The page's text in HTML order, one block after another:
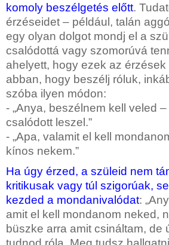
komoly beszélgetés előtt.
érzéseidet – például, talán
egy olyan dolgot mondj el a
csalódottá vagy szomorúvá
ahelyett, hogy ezek az
abban, hogy beszélj róluk,
szóba ilyen módon:
- „Anya, beszélnem kell veled
csalódott leszel.”
- „Apa, valamit el kell
kínos nekem.”
Ha úgy érzed, a szüleid nem
kritikusak vagy túl szigorúak,
kezded a mondanivalódat:
amit el kell mondanom neked,
büszke arra amit csináltam, de